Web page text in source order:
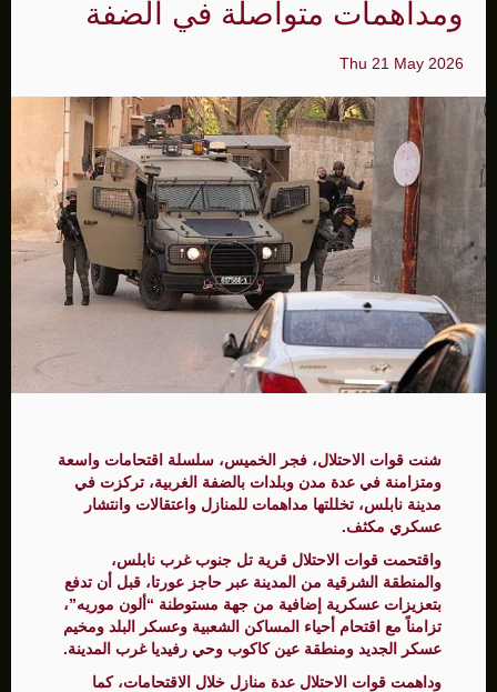
ومداهمات متواصلة في الضفة
Thu 21 May 2026
شنت قوات الاحتلال، فجر الخميس، سلسلة اقتحامات واسعة
ومتزامنة في عدة مدن وبلدات بالضفة الغربية، تركزت في
مدينة نابلس، تخللتها مداهمات للمنازل واعتقالات وانتشار
عسكري مكثف.
واقتحمت قوات الاحتلال قرية تل جنوب غرب نابلس،
والمنطقة الشرقية من المدينة عبر حاجز عورتا، قبل أن تدفع
بتعزيزات عسكرية إضافية من جهة مستوطنة “ألون موريه”،
تزامناً مع اقتحام أحياء المساكن الشعبية وعسكر البلد ومخيم
عسكر الجديد ومنطقة عين كاكوب وحي رفيديا غرب المدينة.
وداهمت قوات الاحتلال عدة منازل خلال الاقتحامات، كما